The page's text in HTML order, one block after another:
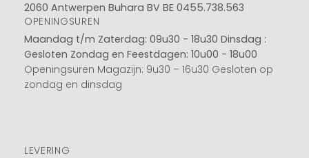
2060 Antwerpen Buhara BV BE 0455.738.563
OPENINGSUREN
Maandag t/m Zaterdag: 09u30 - 18u30 Dinsdag :
Gesloten Zondag en Feestdagen: 10u00 - 18u00
Openingsuren Magazijn: 9u30 – 16u30 Gesloten op
zondag en dinsdag
LEVERING